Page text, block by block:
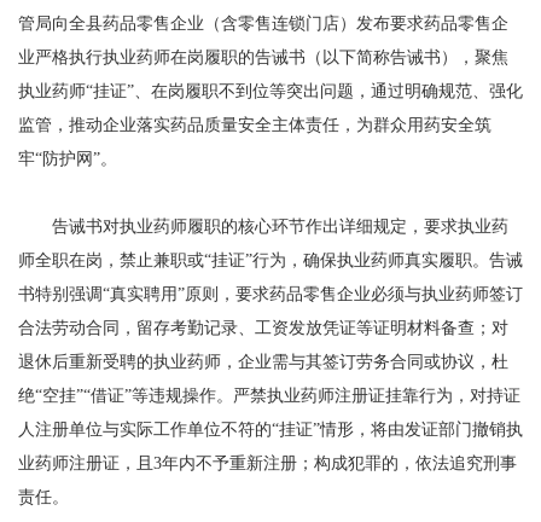
管局向全县药品零售企业（含零售连锁门店）发布要求药品零售企
业严格执行执业药师在岗履职的告诫书（以下简称告诫书），聚焦
执业药师“挂证”、在岗履职不到位等突出问题，通过明确规范、强化
监管，推动企业落实药品质量安全主体责任，为群众用药安全筑
牢“防护网”。
告诫书对执业药师履职的核心环节作出详细规定，要求执业药
师全职在岗，禁止兼职或“挂证”行为，确保执业药师真实履职。告诫
书特别强调“真实聘用”原则，要求药品零售企业必须与执业药师签订
合法劳动合同，留存考勤记录、工资发放凭证等证明材料备查；对
退休后重新受聘的执业药师，企业需与其签订劳务合同或协议，杜
绝“空挂”“借证”等违规操作。严禁执业药师注册证挂靠行为，对持证
人注册单位与实际工作单位不符的“挂证”情形，将由发证部门撤销执
业药师注册证，且3年内不予重新注册；构成犯罪的，依法追究刑事
责任。